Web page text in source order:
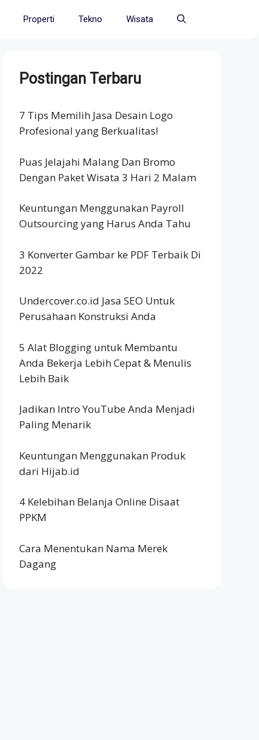
Properti Tekno Wisata
Postingan Terbaru
7 Tips Memilih Jasa Desain Logo
Profesional yang Berkualitas!
Puas Jelajahi Malang Dan Bromo
Dengan Paket Wisata 3 Hari 2 Malam
Keuntungan Menggunakan Payroll
Outsourcing yang Harus Anda Tahu
3 Konverter Gambar ke PDF Terbaik Di
2022
Undercover.co.id Jasa SEO Untuk
Perusahaan Konstruksi Anda
5 Alat Blogging untuk Membantu
Anda Bekerja Lebih Cepat & Menulis
Lebih Baik
Jadikan Intro YouTube Anda Menjadi
Paling Menarik
Keuntungan Menggunakan Produk
dari Hijab.id
4 Kelebihan Belanja Online Disaat
PPKM
Cara Menentukan Nama Merek
Dagang